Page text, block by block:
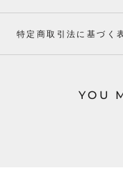
特定商取引法に基づく
YOU